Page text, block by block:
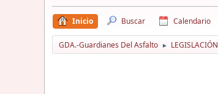
Inicio Buscar Calendario
GDA.-Guardianes Del Asfalto ► LEGISLACIÓN